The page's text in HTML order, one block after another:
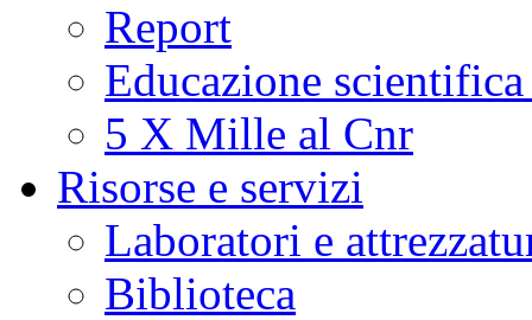
Report
Educazione
5 X Mille al Cnr
Risorse e servizi
Laboratori e
Biblioteca